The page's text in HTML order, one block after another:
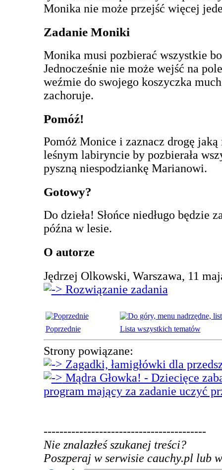
Monika nie może przejść więcej
Zadanie Moniki
Monika musi pozbierać wszystkie
Jednocześnie nie może wejść na
weźmie do swojego koszyczka
zachoruje.
Pomóź!
Pomóż Monice i zaznacz drogę
leśnym labiryncie by pozbierała
pyszną niespodziankę Marianowi.
Gotowy?
Do dzieła! Słońce niedługo będzie
późna w lesie.
O autorze
Jędrzej Olkowski, Warszawa, 11
Rozwiązanie zadania
Poprzednie Lista wszystkich tematów
Strony powiązane:
Zagadki, łamigłówki dla
Mądra Głowka! - Dziecięce
program mający za zadanie uczyć
-----------------------------------------
Nie znalazłeś szukanej treści?
Poszperaj w serwisie cauchy.pl lub